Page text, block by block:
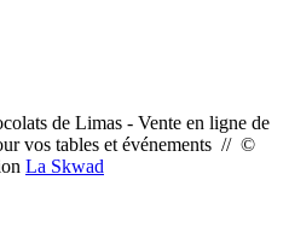
de Limas - Vente en ligne de
vos tables et événements // ©
La Skwad